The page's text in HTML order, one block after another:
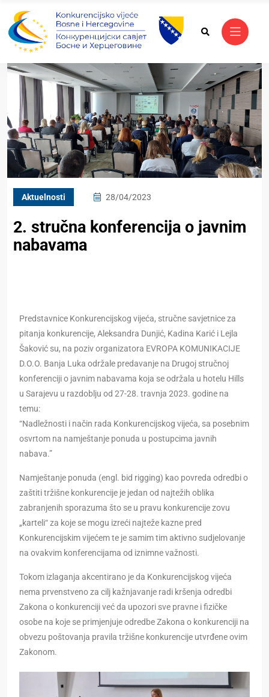
Aktuelnosti 28/04/2023
2. stručna konferencija o javnim
nabavama
Predstavnice Konkurencijskog vijeća, stručne savjetnice za
pitanja konkurencije, Aleksandra Dunjić, Kadina Karić i Lejla
Šaković su, na poziv organizatora EVROPA KOMUNIKACIJE
D.O.O. Banja Luka održale predavanje na Drugoj stručnoj
konferenciji o javnim nabavama koja se održala u hotelu Hills
u Sarajevu u razdoblju od 27-28. travnja 2023. godine na
temu:
“Nadležnosti i način rada Konkurencijskog vijeća, sa posebnim
osvrtom na namještanje ponuda u postupcima javnih
nabava.”
Namještanje ponuda (engl. bid rigging) kao povreda odredbi o
zaštiti tržišne konkurencije je jedan od najtežih oblika
zabranjenih sporazuma što se u pravu konkurencije zovu
„karteli“ za koje se mogu izreći najteže kazne pred
Konkurencijskim vijećem te je samim tim aktivno sudjelovanje
na ovakvim konferencijama od iznimne važnosti.
Tokom izlaganja akcentirano je da Konkurencijskog vijeća
nema prvenstveno za cilj kažnjavanje radi kršenja odredbi
Zakona o konkurenciji već da upozori sve pravne i fizičke
osobe na koje se primjenjuje odredbe Zakona o konkurenciji na
obvezu poštovanja pravila tržišne konkurencije utvrđene ovim
Zakonom.